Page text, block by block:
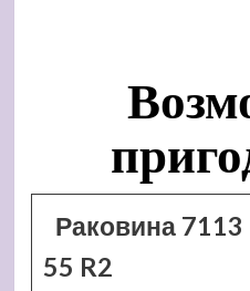
Раковина 7113
55 R2